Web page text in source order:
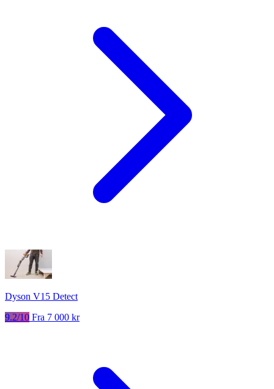
Dyson V15 Detect
9.2/10 Fra 7 000 kr